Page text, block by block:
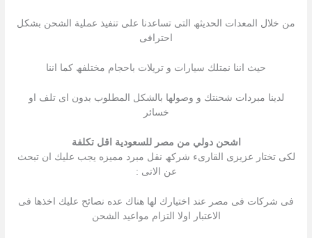
من خلال المعدات الحدیثھ التى تساعدنا على تنفیذ عملیة الشحن بشكل
احترافى
حیث اننا نمتلك سیارات و تریلات باحجام مختلفھ كما اننا
لدینا مبردات شحنتك و وصولھا بالشكل المطلوب بدون اى تلف او
خسائر
اشحن دولي من مصر للسعودية اقل تكلفة
لكى تختار عزیزى القارىء شركھ نقل مبرد ممیزه یجب علیك ان تبحث
عن الاتى :
فى شركات فى مصر عند اختیارك لھا ھناك عده نصائح علیك اخذھا فى
الاعتبار اولا التزام مواعید الشحن